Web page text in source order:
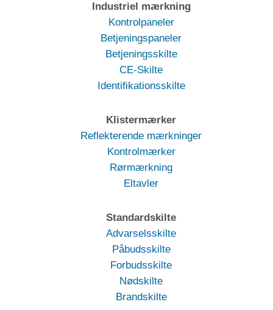
Industriel mærkning
Kontrolpaneler
Betjeningspaneler
Betjeningsskilte
CE-Skilte
Identifikationsskilte
Klistermærker
Reflekterende mærkninger
Kontrolmærker
Rørmærkning
Eltavler
Standardskilte
Advarselsskilte
Påbudsskilte
Forbudsskilte
Nødskilte
Brandskilte